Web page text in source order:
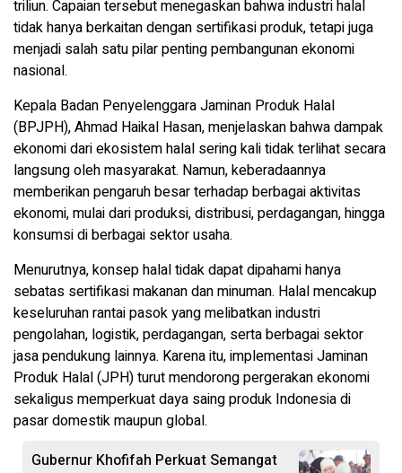
triliun. Capaian tersebut menegaskan bahwa industri halal
tidak hanya berkaitan dengan sertifikasi produk, tetapi juga
menjadi salah satu pilar penting pembangunan ekonomi
nasional.
Kepala Badan Penyelenggara Jaminan Produk Halal
(BPJPH),Ahmad Haikal Hasan, menjelaskan bahwa dampak
ekonomi dari ekosistem halal sering kali tidak terlihat secara
langsung oleh masyarakat. Namun, keberadaannya
memberikan pengaruh besar terhadap berbagai aktivitas
ekonomi, mulai dari produksi, distribusi, perdagangan, hingga
konsumsi di berbagai sektor usaha.
Menurutnya, konsep halal tidak dapat dipahami hanya
sebatas sertifikasi makanan dan minuman. Halal mencakup
keseluruhan rantai pasok yang melibatkan industri
pengolahan, logistik, perdagangan, serta berbagai sektor
jasa pendukung lainnya. Karena itu, implementasi Jaminan
Produk Halal (JPH) turut mendorong pergerakan ekonomi
sekaligus memperkuat daya saing produk Indonesia di
pasar domestik maupun global.
Gubernur Khofifah Perkuat Semangat